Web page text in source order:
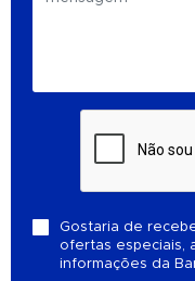
Gostaria de
ofertas especiais,
informações da